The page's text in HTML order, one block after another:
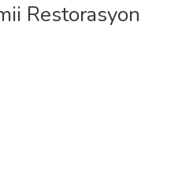
Restorasyon